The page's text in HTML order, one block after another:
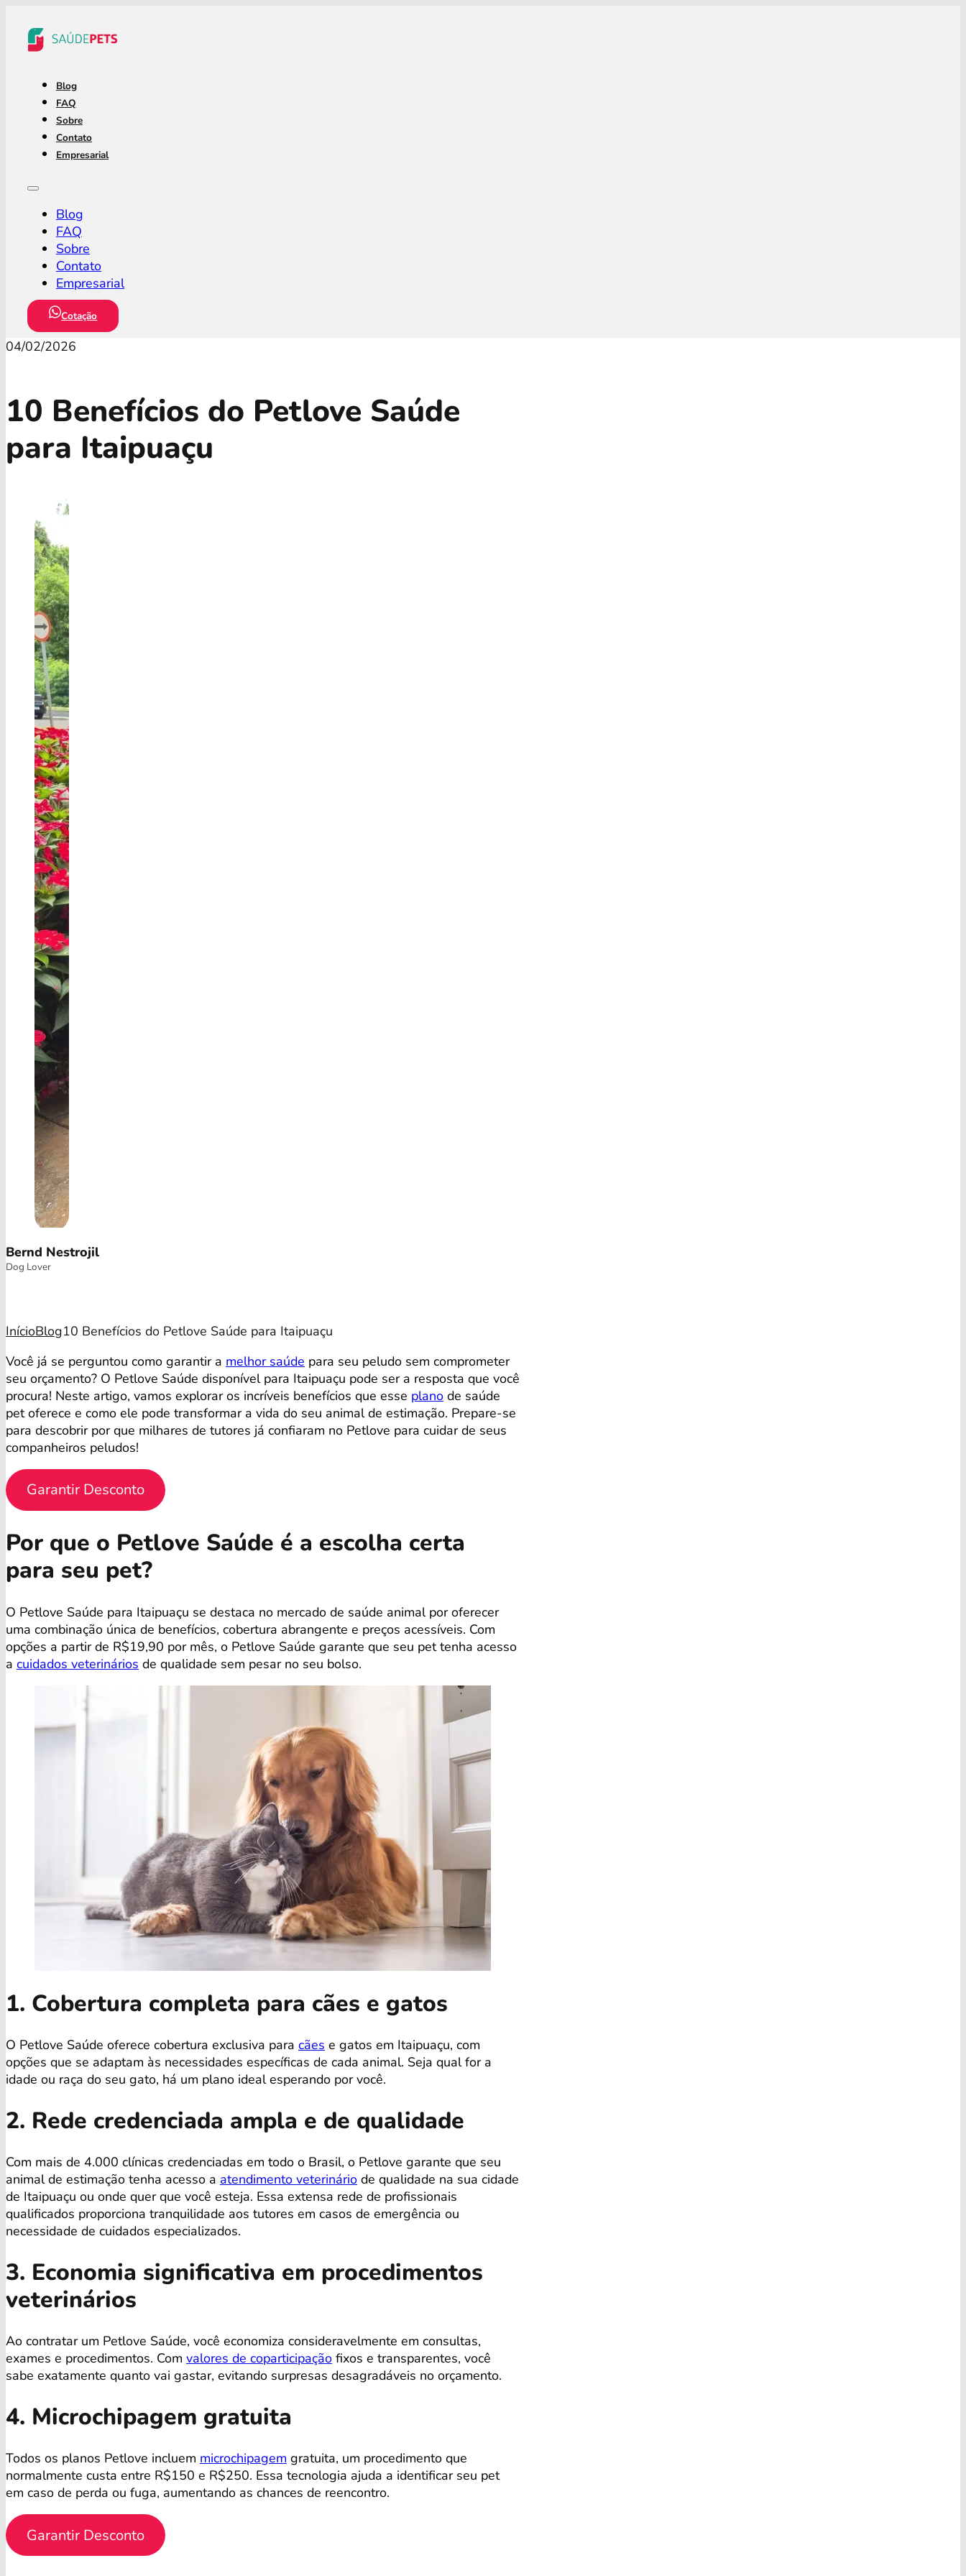
Blog
FAQ
Sobre
Contato
Empresarial
Blog
FAQ
Sobre
Contato
Empresarial
Cotação
04/02/2026
10 Benefícios do Petlove Saúde
para Itaipuaçu
Bernd Nestrojil
Dog Lover
InícioBlog10 Benefícios do Petlove Saúde para Itaipuaçu
Você já se perguntou como garantir a melhor saúde para seu peludo sem comprometer
seu orçamento? O Petlove Saúde disponível para Itaipuaçu pode ser a resposta que você
procura! Neste artigo, vamos explorar os incríveis benefícios que esse plano de saúde
pet oferece e como ele pode transformar a vida do seu animal de estimação. Prepare-se
para descobrir por que milhares de tutores já confiaram no Petlove para cuidar de seus
companheiros peludos!
Garantir Desconto
Por que o Petlove Saúde é a escolha certa
para seu pet?
O Petlove Saúde para Itaipuaçu se destaca no mercado de saúde animal por oferecer
uma combinação única de benefícios, cobertura abrangente e preços acessíveis. Com
opções a partir de R$19,90 por mês, o Petlove Saúde garante que seu pet tenha acesso
a cuidados veterinários de qualidade sem pesar no seu bolso.
1. Cobertura completa para cães e gatos
O Petlove Saúde oferece cobertura exclusiva para cães e gatos em Itaipuaçu, com
opções que se adaptam às necessidades específicas de cada animal. Seja qual for a
idade ou raça do seu gato, há um plano ideal esperando por você.
2. Rede credenciada ampla e de qualidade
Com mais de 4.000 clínicas credenciadas em todo o Brasil, o Petlove garante que seu
animal de estimação tenha acesso a atendimento veterinário de qualidade na sua cidade
de Itaipuaçu ou onde quer que você esteja. Essa extensa rede de profissionais
qualificados proporciona tranquilidade aos tutores em casos de emergência ou
necessidade de cuidados especializados.
3. Economia significativa em procedimentos
veterinários
Ao contratar um Petlove Saúde, você economiza consideravelmente em consultas,
exames e procedimentos. Com valores de coparticipação fixos e transparentes, você
sabe exatamente quanto vai gastar, evitando surpresas desagradáveis no orçamento.
4. Microchipagem gratuita
Todos os planos Petlove incluem microchipagem gratuita, um procedimento que
normalmente custa entre R$150 e R$250. Essa tecnologia ajuda a identificar seu pet
em caso de perda ou fuga, aumentando as chances de reencontro.
Garantir Desconto